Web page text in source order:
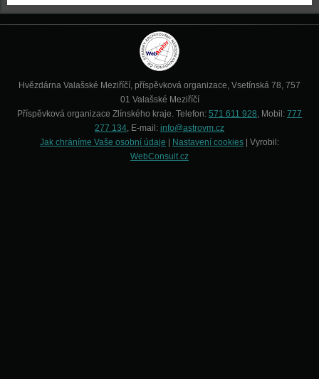
Hvězdárna Valašské Meziříčí, příspěvková organizace, Vsetínská 78, 757
01 Valašské Meziříčí
Příspěvková organizace Zlínského kraje. Telefon: 571 611 928, Mobil: 777
277 134, E-mail: info@astrovm.cz
Jak chráníme Vaše osobní údaje
Nastavení cookies | Vyrobil:
WebConsult.cz